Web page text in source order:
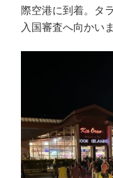
際空港に到着。タ
入国審査へ向かいま